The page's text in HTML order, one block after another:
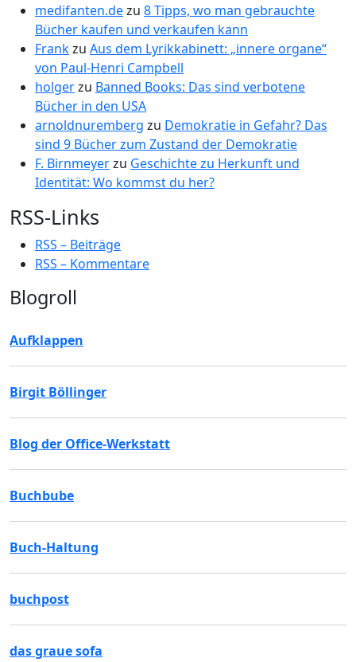
medifanten.dezu 8 Tipps, wo man gebrauchte
Bücher kaufen und verkaufen kann
Frankzu Aus dem Lyrikkabinett: „innere organe“
von Paul-Henri Campbell
holgerzu Banned Books: Das sind verbotene
Bücher in den USA
arnoldnuremberg zu Demokratie in Gefahr? Das
sind 9 Bücher zum Zustand der Demokratie
F. Birnmeyerzu Geschichte zu Herkunft und
Identität: Wo kommst du her?
RSS-Links
RSS – Beiträge
RSS – Kommentare
Blogroll
Aufklappen
Birgit Böllinger
Blog der Office-Werkstatt
Buchbube
Buch-Haltung
buchpost
das graue sofa